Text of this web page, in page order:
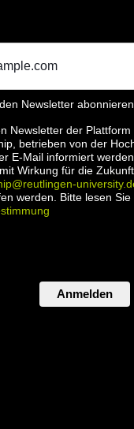
Newsletter abonnieren.
Newsletter der
betrieben von der
E-Mail informiert
Wirkung für die
werden. Bitte lesen
Anmelden